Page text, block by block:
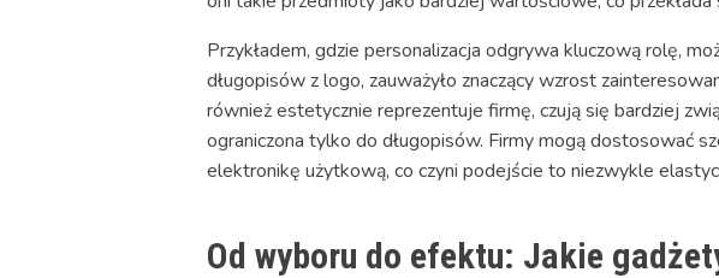
Przykładem, gdzie personalizacja odgrywa kluczową rolę,
długopisów z logo, zauważyło znaczący wzrost
również estetycznie reprezentuje firmę, czują się bardziej
ograniczona tylko do długopisów. Firmy mogą dostosować
elektronikę użytkową, co czyni podejście to niezwykle
Od wyboru do efektu: Jakie